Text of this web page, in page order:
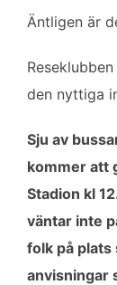
c
b
i
t
e
a
l
Äntligen är
den nyttiga
Sju av
kommer att
Stadion kl
väntar inte
folk på plats
anvisningar